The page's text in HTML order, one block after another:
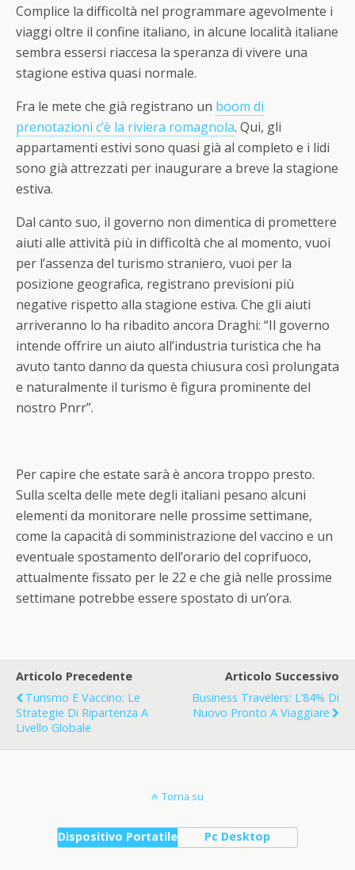
Complice la difficoltà nel programmare agevolmente i
viaggi oltre il confine italiano, in alcune località italiane
sembra essersi riaccesa la speranza di vivere una
stagione estiva quasi normale.
Fra le mete che già registrano un boom di
prenotazioni c’è la riviera romagnola. Qui, gli
appartamenti estivi sono quasi già al completo e i lidi
sono già attrezzati per inaugurare a breve la stagione
estiva.
Dal canto suo, il governo non dimentica di promettere
aiuti alle attività più in difficoltà che al momento, vuoi
per l’assenza del turismo straniero, vuoi per la
posizione geografica, registrano previsioni più
negative rispetto alla stagione estiva. Che gli aiuti
arriveranno lo ha ribadito ancora Draghi: “Il governo
intende offrire un aiuto all’industria turistica che ha
avuto tanto danno da questa chiusura così prolungata
e naturalmente il turismo è figura prominente del
nostro Pnrr”.
Per capire che estate sarà è ancora troppo presto.
Sulla scelta delle mete degli italiani pesano alcuni
elementi da monitorare nelle prossime settimane,
come la capacità di somministrazione del vaccino e un
eventuale spostamento dell’orario del coprifuoco,
attualmente fissato per le 22 e che già nelle prossime
settimane potrebbe essere spostato di un’ora.
Articolo Precedente
Turismo E Vaccino: Le
Strategie Di Ripartenza A
Livello Globale
Articolo Successivo
Business Travelers: L’84% Di
Nuovo Pronto A Viaggiare
Torna su
Dispositivo Portatile Pc Desktop